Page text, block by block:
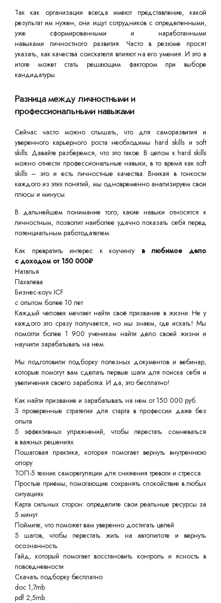
Так как организации всегда имеют представление, какой
результат им нужен, они ищут сотрудников с определенными,
уже сформированными и наработанными
навыками личностного развития. Часто в резюме просят
указать, как качества соискателя влияют на его умения. И это в
итоге может стать решающим фактором при выборе
кандидатуры.
Разница между личностными и
профессиональными навыками
Сейчас часто можно слышать, что для саморазвития и
уверенного карьерного роста необходимы hard skills и soft
skills. Давайте разберемся, что это такое. В целом к hard skills
можно отнести профессиональные навыки, в то время как soft
skills – это и есть личностные качества. Вникая в тонкости
каждого из этих понятий, мы одновременно анализируем свои
плюсы и минусы.
В дальнейшем понимание того, какие навыки относятся к
личностным, позволит наиболее удачно показать себя перед
потенциальным работодателем:
Как превратить интерес к коучингу в любимое дело
с доходом от 150 000₽
Наталья
Пахалева
Бизнес-коуч ICF
с опытом более 10 лет
Каждый человек мечтает найти своё призвание в жизни. Не у
каждого это сразу получается, но мы знаем, где искать! Мы
помогли более 1 900 ученикам найти дело своей жизни и
научили зарабатывать на нем.
Мы подготовили подборку полезных документов и вебинар,
которые помогут вам сделать первые шаги для поиска себя и
увеличения своего заработка. И да, это бесплатно!
Как найти призвание и зарабатывать на нем от 150 000 руб.
3 проверенные стратегии для старта в профессии даже без
опыта
5 эффективных упражнений, чтобы перестать сомневаться
в важных решениях
Пошаговая практика, которая помогает вернуть внутреннюю
опору
ТОП-5 техник саморегуляции для снижения тревоги и стресса
Простые приёмы, помогающие сохранять спокойствие в любых
ситуациях
Карта сильных сторон: определите свои реальные ресурсы за
5 минут
Поймите, что поможет вам уверенно достигать целей
5 шагов, чтобы перестать жить на автопилоте и вернуть
осознанность
Гайд, который помогает восстановить контроль и ясность в
повседневности
Скачать подборку бесплатно
doc 1,7mb
pdf 2,5mb